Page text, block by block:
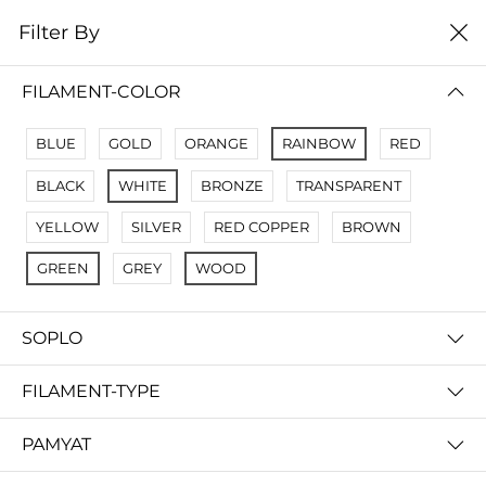
0
No Results
Not Found Filters1
Not Found Filters2
Filter By
FILAMENT-COLOR
BLUE GOLD ORANGE RAINBOW RED
BLACK WHITE BRONZE TRANSPARENT
YELLOW SILVER RED COPPER BROWN
GREEN GREY WOOD
SOPLO
FILAMENT-TYPE
PAMYAT